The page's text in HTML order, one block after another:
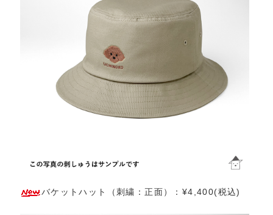
バケットハット（刺繍：正面）：¥4,400(税込)